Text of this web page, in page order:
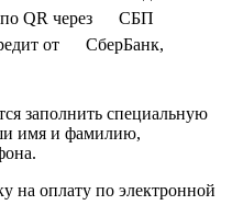
QR через
СБП
от
СберБанк,
заполнить специальную
имя и фамилию,
на оплату по электронной